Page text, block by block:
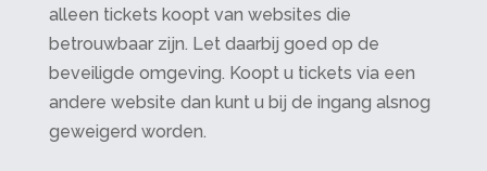
alleen tickets koopt van websites die
betrouwbaar zijn. Let daarbij goed op de
beveiligde omgeving. Koopt u tickets via een
andere website dan kunt u bij de ingang alsnog
geweigerd worden.